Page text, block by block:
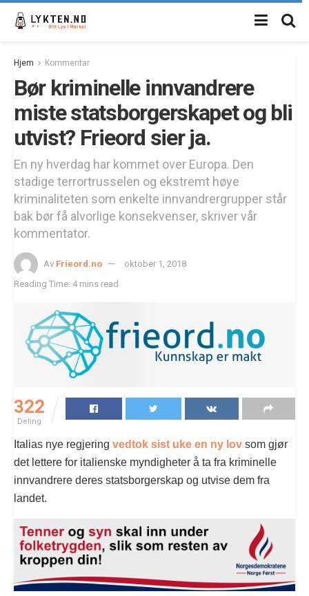
Hjem Kommentar
Bør kriminelle innvandrere
miste statsborgerskapet og bli
utvist? Frieord sier ja.
En ny hverdag har kommet over Europa. Den
stadige terrortrusselen og ekstremt høye
kriminaliteten som enkelte innvandrergrupper står
bak bør få alvorlige konsekvenser, skriver vår
kommentator.
Av Frieord.no
oktober 1, 2018
Reading Time: 4 mins read
322
Deling
Italias nye regjering vedtok sist uke en ny lov som gjør
det lettere for italienske myndigheter å ta fra kriminelle
innvandrere deres statsborgerskap og utvise dem fra
landet.